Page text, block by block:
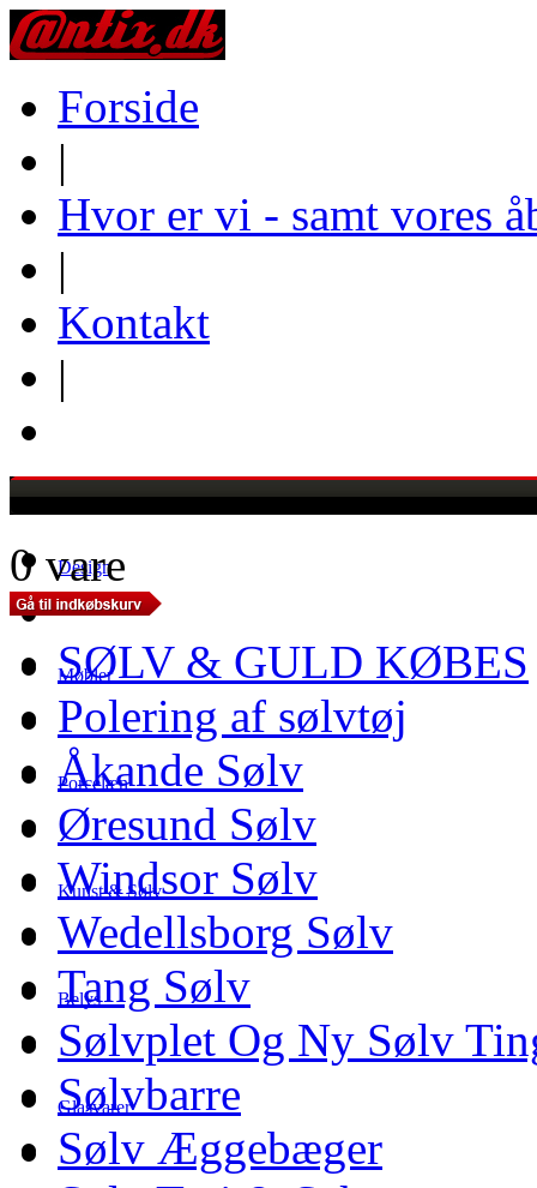
Forside
|
Hvor er vi - samt vores
|
Kontakt
|
Design
Møbler
Porcelæn
Kunst & Sølv
Belys
Glasvarer
0 vare
SØLV & GULD KØBES
Polering af sølvtøj
Åkande Sølv
Øresund Sølv
Windsor Sølv
Wedellsborg Sølv
Tang Sølv
Sølvplet Og Ny Sølv
Sølvbarre
Sølv Æggebæger